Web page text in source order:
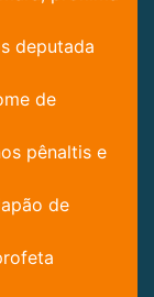
deputada
de
pênaltis e
de